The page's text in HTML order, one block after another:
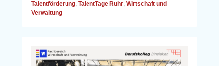
Talentförderung, TalentTage Ruhr, Wirtschaft und
Verwaltung